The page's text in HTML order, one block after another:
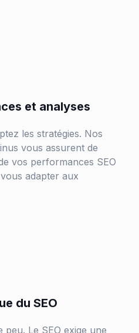
et analyses
les stratégies. Nos
vous assurent de
vos performances SEO
adapter aux
du SEO
Le SEO exige une